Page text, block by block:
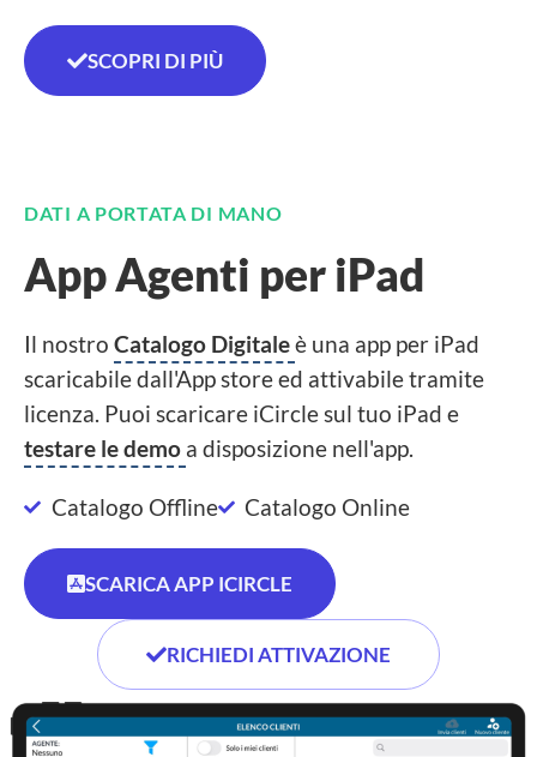
SCOPRI DI PIÙ
DATI A PORTATA DI MANO
App Agenti per iPad
Il nostro Catalogo Digitaleè una app per iPad
scaricabile dall'App store ed attivabile tramite
licenza. Puoi scaricare iCircle sul tuo iPad e
testare le demo a disposizione nell'app.
Catalogo Offline Catalogo Online
SCARICA APP ICIRCLE
RICHIEDI ATTIVAZIONE